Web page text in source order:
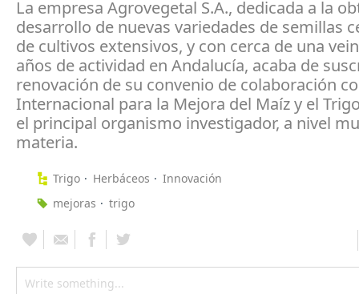
La empresa Agrovegetal S.A., dedicada a la
desarrollo de nuevas variedades de semillas
de cultivos extensivos, y con cerca de una
años de actividad en Andalucía, acaba de
renovación de su convenio de colaboración
Internacional para la Mejora del Maíz y el
el principal organismo investigador, a nivel
materia.
Trigo Herbáceos
Innovación
mejoras
trigo